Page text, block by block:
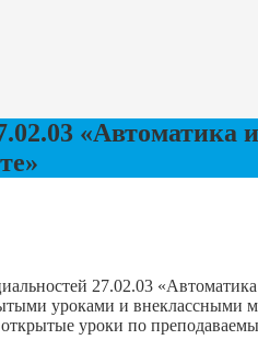
27.02.03
уроками и
уроки по